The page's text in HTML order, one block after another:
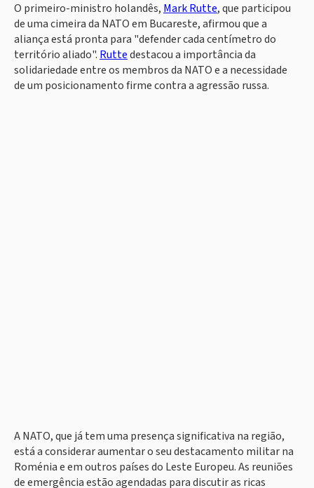
O primeiro-ministro holandês, Mark Rutte, que participou
de uma cimeira da NATO em Bucareste, afirmou que a
aliança está pronta para "defender cada centímetro do
território aliado". Ruttedestacou a importância da
solidariedade entre os membros da NATO e a necessidade
de um posicionamento firme contra a agressão russa.
A NATO, que já tem uma presença significativa na região,
está a considerar aumentar o seu destacamento militar na
Roménia e em outros países do Leste Europeu. As reuniões
de emergência estão agendadas para discutir as ricas